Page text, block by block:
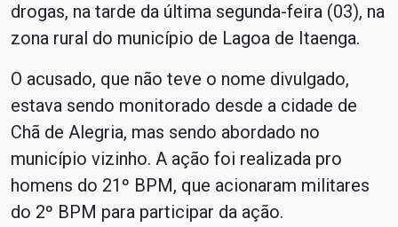
drogas, na tarde da última segunda-feira (03), na
zona rural do município de Lagoa de Itaenga.
O acusado, que não teve o nome divulgado,
estava sendo monitorado desde a cidade de
Chã de Alegria, mas sendo abordado no
município vizinho. A ação foi realizada pro
homens do 21º BPM, que acionaram militares
do 2º BPM para participar da ação.